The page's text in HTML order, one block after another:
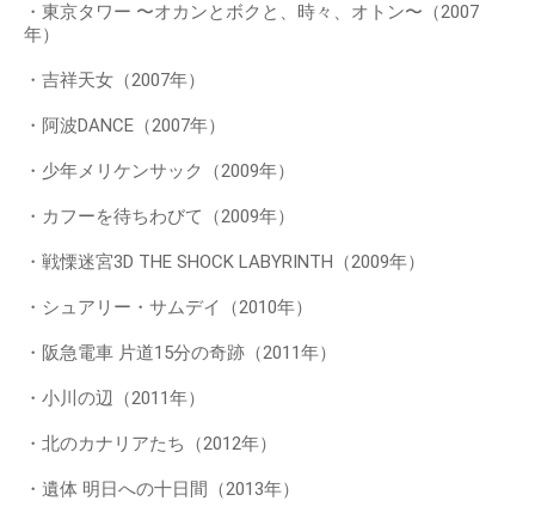
・東京タワー 〜オカンとボクと、時々、オトン〜（2007
年）
・吉祥天女（2007年）
・阿波DANCE（2007年）
・少年メリケンサック（2009年）
・カフーを待ちわびて（2009年）
・戦慄迷宮3D THE SHOCK LABYRINTH（2009年）
・シュアリー・サムデイ（2010年）
・阪急電車 片道15分の奇跡（2011年）
・小川の辺（2011年）
・北のカナリアたち（2012年）
・遺体 明日への十日間（2013年）